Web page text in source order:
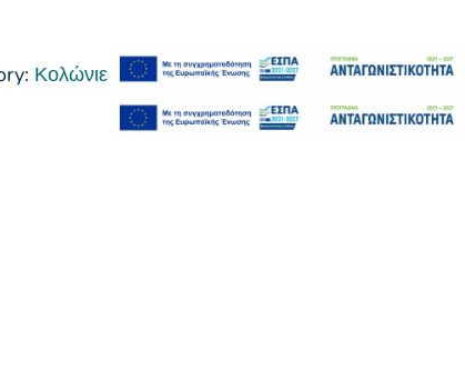
Κολώνιες